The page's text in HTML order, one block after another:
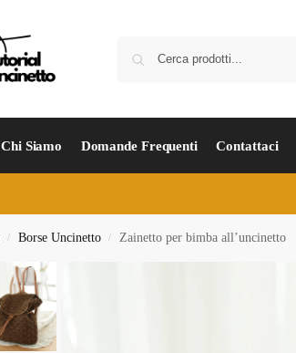
Chi Siamo Domande Frequenti Contattaci
/ Borse Uncinetto / Zainetto per bimba all’uncinetto